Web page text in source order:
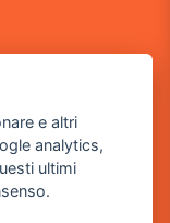
e altri
analytics,
ultimi